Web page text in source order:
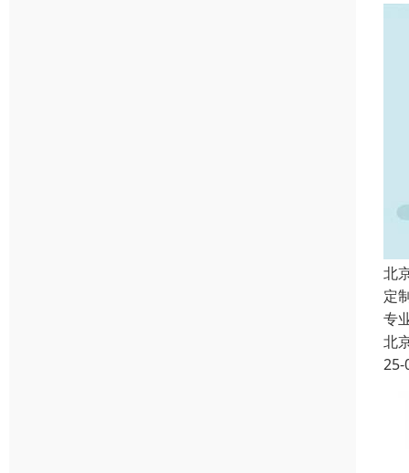
北
定
专
北
25-